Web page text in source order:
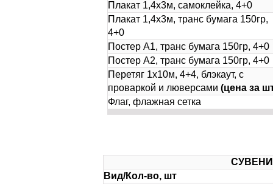
Плакат 1,4х3м, самоклейка, 4+0
Плакат 1,4х3м, транс бумага 150гр,
4+0
Постер А1, транс бумага 150гр, 4+0
Постер А2, транс бумага 150гр, 4+0
Перетяг 1х10м, 4+4, блэкаут, с
проваркой и люверсами (цена за
Флаг, флажная сетка
Вид/Кол-во, шт